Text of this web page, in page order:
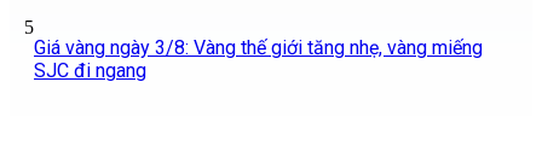
5
Giá vàng ngày 3/8: Vàng thế giới tăng nhẹ, vàng miếng
SJC đi ngang